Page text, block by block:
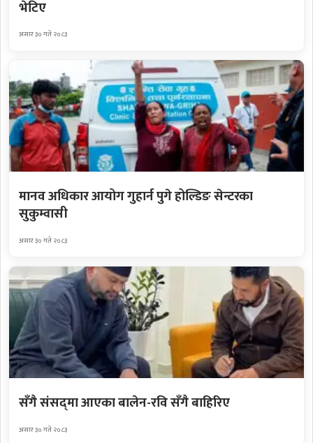
भेटिए
असार ३० गते २०८३
मानव अधिकार आयोग गुहार्न पुगे होल्डिङ सेन्टरका
सुकुम्वासी
असार ३० गते २०८३
सँगै संसद्‌मा आएका बालेन-रवि सँगै बाहिरिए
असार ३० गते २०८३